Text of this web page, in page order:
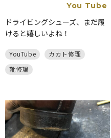
You Tube
ドライビングシューズ、まだ履
けると嬉しいよね！
YouTube
カカト修理
靴修理